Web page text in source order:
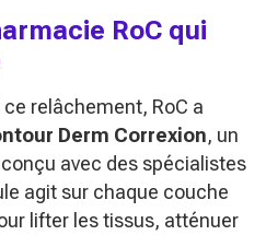
RoC qui
relâchement, RoC a
Derm Correxion, un
avec des spécialistes
agit sur chaque couche
lifter les tissus, atténuer